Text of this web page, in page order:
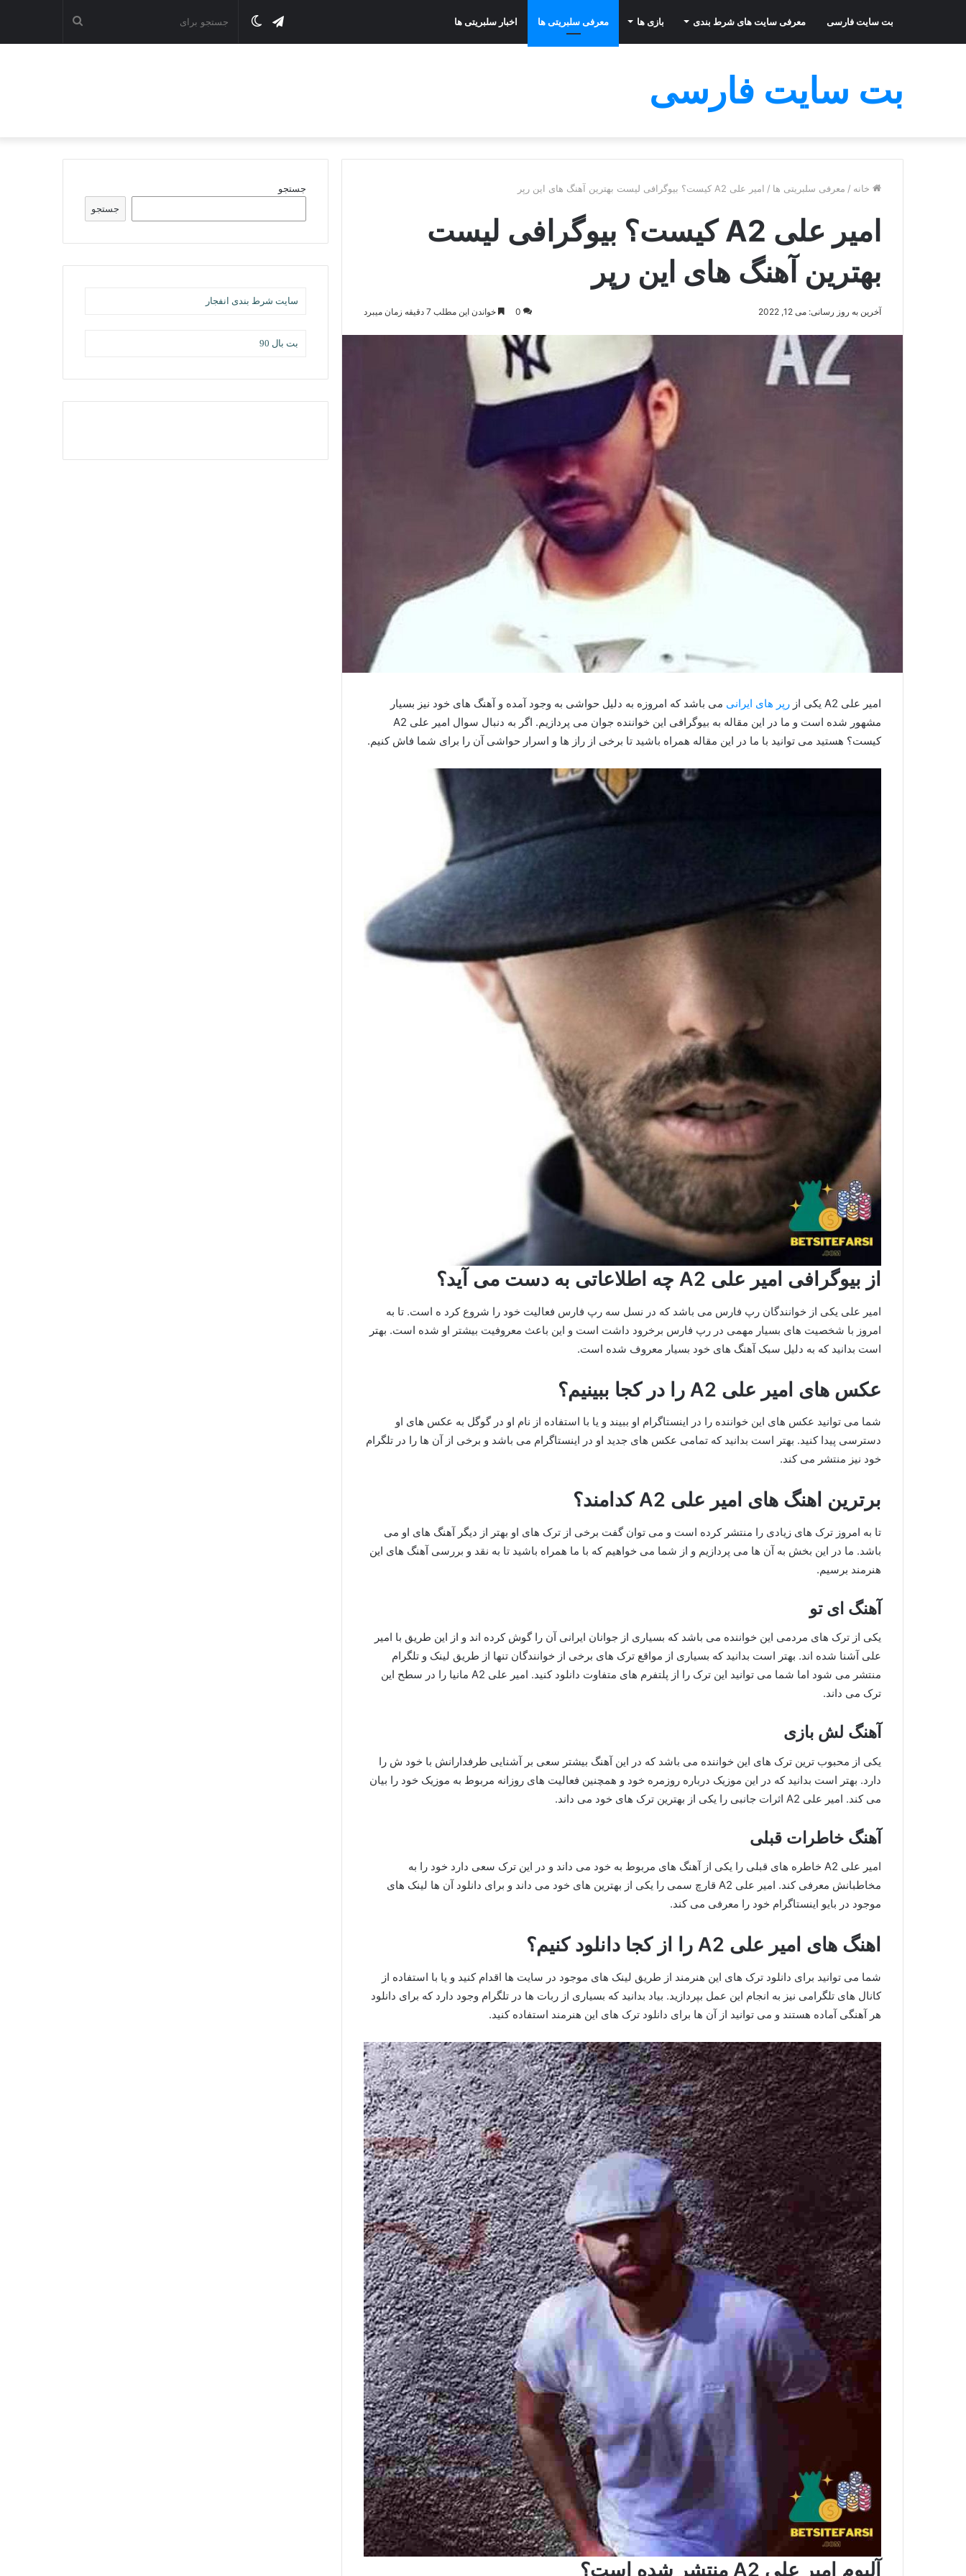
بت سایت فارسی معرفی سایت های شرط بندی بازی ها معرفی سلبریتی ها اخبار سلبریتی ها جستجو تغییرتلگرام
بت سایت فارسی
خانه / معرفی سلبریتی ها / امیر علی A2 کیست؟ بیوگرافی لیست بهترین آهنگ های این رپر
امیر علی A2 کیست؟ بیوگرافی لیست
بهترین آهنگ های این رپر
آخرین به روز رسانی: می 12, 2022 0 خواندن این مطلب 7 دقیقه زمان میبرد
امیر علی A2 یکی از رپر های ایرانی می باشد که امروزه به دلیل حواشی به وجود آمده و آهنگ های خود نیز بسیار
مشهور شده است و ما در این مقاله به بیوگرافی این خواننده جوان می پردازیم. اگر به دنبال سوال امیر علی A2
کیست؟ هستید می توانید با ما در این مقاله همراه باشید تا برخی از راز ها و اسرار حواشی آن را برای شما فاش کنیم.
از بیوگرافی امیر علی A2 چه اطلاعاتی به دست می آید؟
امیر علی یکی از خوانندگان رپ فارس می باشد که در نسل سه رپ فارس فعالیت خود را شروع کرد ه است. تا به
امروز با شخصیت های بسیار مهمی در رپ فارس برخرود داشت است و این باعث معروفیت بیشتر او شده است. بهتر
است بدانید که به دلیل سبک آهنگ های خود بسیار معروف شده است.
عکس های امیر علی A2 را در کجا ببینیم؟
شما می توانید عکس های این خواننده را در اینستاگرام او ببیند و یا با استفاده از نام او در گوگل به عکس های او
دسترسی پیدا کنید. بهتر است بدانید که تمامی عکس های جدید او در اینستاگرام می باشد و برخی از آن ها را در تلگرام
خود نیز منتشر می کند.
برترین اهنگ های امیر علی A2 کدامند؟
تا به امروز ترک های زیادی را منتشر کرده است و می توان گفت برخی از ترک های او بهتر از دیگر آهنگ های او می
باشد. ما در این بخش به آن ها می پردازیم و از شما می خواهیم که با ما همراه باشید تا به نقد و بررسی آهنگ های این
هنرمند برسیم.
آهنگ ای تو
یکی از ترک های مردمی این خواننده می باشد که بسیاری از جوانان ایرانی آن را گوش کرده اند و از این طریق با امیر
علی آشنا شده اند. بهتر است بدانید که بسیاری از مواقع ترک های برخی از خوانندگان تنها از طریق لینک و تلگرام
منتشر می شود اما شما می توانید این ترک را از پلتفرم های متفاوت دانلود کنید. امیر علی A2 مانیا را در سطح این
ترک می داند.
آهنگ لش بازی
یکی از محبوب ترین ترک های این خواننده می باشد که در این آهنگ بیشتر سعی بر آشنایی طرفدارانش با خود ش را
دارد. بهتر است بدانید که در این موزیک درباره روزمره خود و همچنین فعالیت های روزانه مربوط به موزیک خود را بیان
می کند. امیر علی A2 اثرات جانبی را یکی از بهترین ترک های خود می داند.
آهنگ خاطرات قبلی
امیر علی A2 خاطره های قبلی را یکی از آهنگ های مربوط به خود می داند و در این ترک سعی دارد خود را به
مخاطبانش معرفی کند. امیر علی A2 قارچ سمی را یکی از بهترین های خود می داند و برای دانلود آن ها لینک های
موجود در بایو اینستاگرام خود را معرفی می کند.
اهنگ های امیر علی A2 را از کجا دانلود کنیم؟
شما می توانید برای دانلود ترک های این هنرمند از طریق لینک های موجود در سایت ها اقدام کنید و یا با استفاده از
کانال های تلگرامی نیز به انجام این عمل بپردازید. بیاد بدانید که بسیاری از ربات ها در تلگرام وجود دارد که برای دانلود
هر آهنگی آماده هستند و می توانید از آن ها برای دانلود ترک های این هنرمند استفاده کنید.
آلبوم امیر علی A2 منتشر شده است؟
جستجو
جستجو
سایت شرط بندی انفجار
بت بال 90